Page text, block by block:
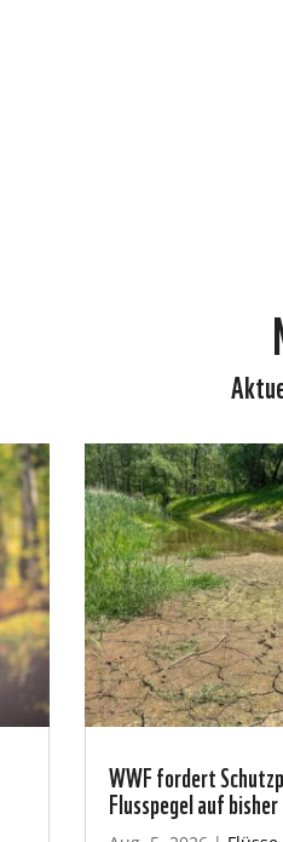
WWF fordert
Flusspegel auf